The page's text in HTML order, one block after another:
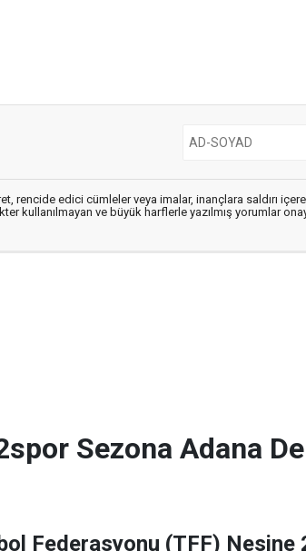
rencide edici cümleler veya imalar, inançlara saldırı
kullanılmayan ve büyük harflerle yazılmış yorumlar
Sezona Adana
Federasyonu (TFF) Nesine